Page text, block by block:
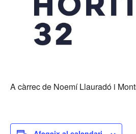
A càrrec de Noemí Llauradó i